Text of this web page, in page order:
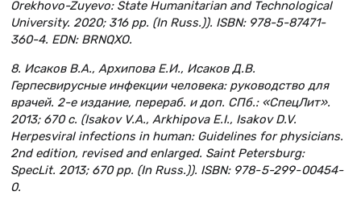
Orekhovo-Zuyevo: State Humanitarian and Technological
University. 2020; 316 pp. (In Russ.)). ISBN: 978-5-87471-
360-4. EDN: BRNQXO.
8. Исаков В.А., Архипова Е.И., Исаков Д.В.
Герпесвирусные инфекции человека: руководство для
врачей. 2-е издание, перераб. и доп. СПб.: «СпецЛит».
2013; 670 c. (Isakov V.A., Arkhipova E.I., Isakov D.V.
Herpesviral infections in human: Guidelines for physicians.
2nd edition, revised and enlarged. Saint Petersburg:
SpecLit. 2013; 670 pp. (In Russ.)). ISBN: 978- 5-299- 00454-
0.